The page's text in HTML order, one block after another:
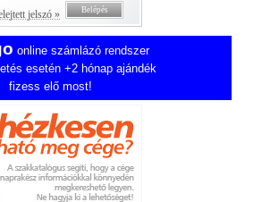
jelszó »
online számlázó rendszer
esetén +2 hónap ajándék
fizess elő most!